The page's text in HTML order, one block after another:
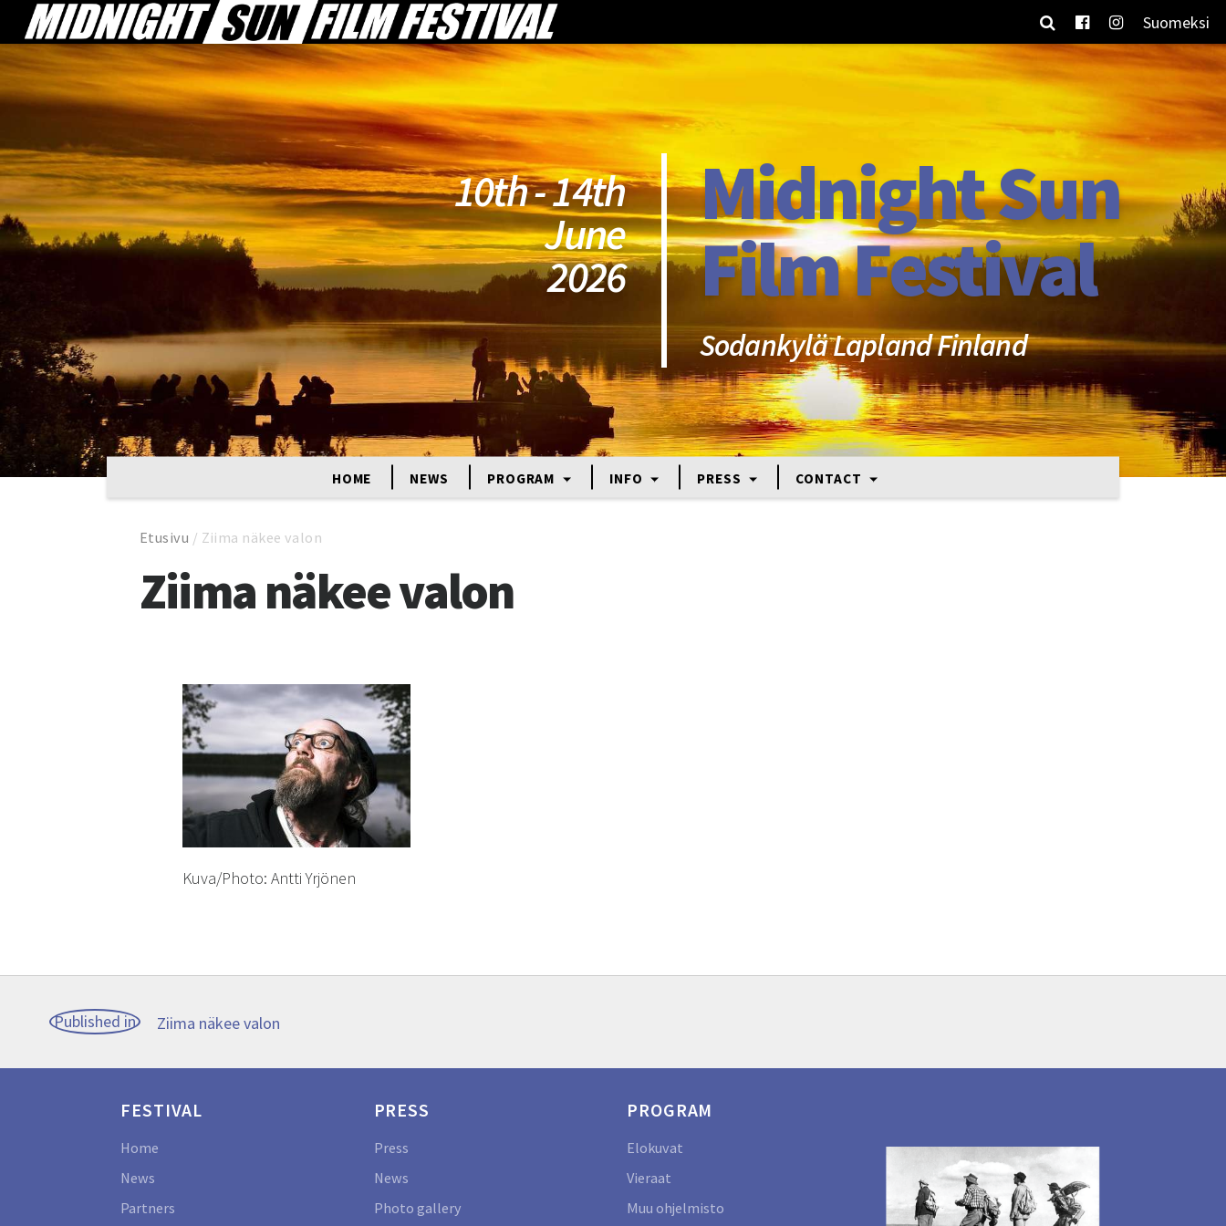
Suomeksi
10th - 14th
June
2026
Midnight Sun
Film Festival
Sodankylä Lapland Finland
HOME NEWS PROGRAM INFO PRESS CONTACT
Etusivu / Ziima näkee valon
Ziima näkee valon
Kuva/Photo: Antti Yrjönen
Post
navigation
Published in Ziima näkee valon
FESTIVAL
Home
News
Partners
PRESS
Press
News
Photo gallery
PROGRAM
Elokuvat
Vieraat
Muu ohjelmisto